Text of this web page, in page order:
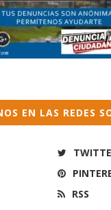
EN LAS REDES
RSS